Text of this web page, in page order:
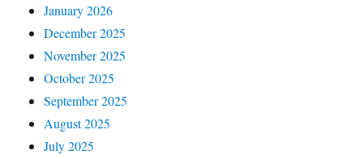
January 2026
December 2025
November 2025
October 2025
September 2025
August 2025
July 2025